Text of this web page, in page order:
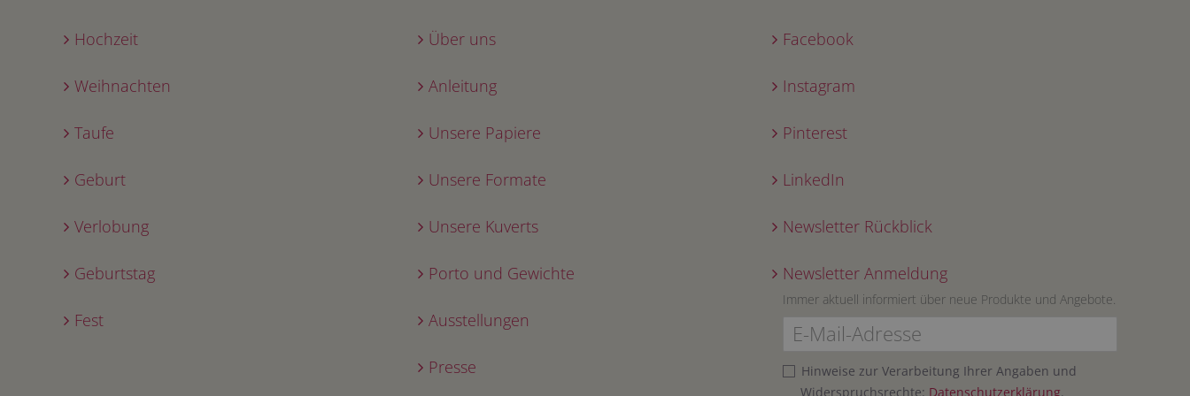
Hochzeit
Weihnachten
Taufe
Geburt
Verlobung
Geburtstag
Fest
Über uns
Anleitung
Unsere Papiere
Unsere Formate
Unsere Kuverts
Porto und Gewichte
Ausstellungen
Presse
Facebook
Instagram
Pinterest
LinkedIn
Newsletter Rückblick
Newsletter Anmeldung
Immer aktuell informiert über neue Produkte und Angebote.
Hinweise zur Verarbeitung Ihrer Angaben und
Widerspruchsrechte: Datenschutzerklärung.